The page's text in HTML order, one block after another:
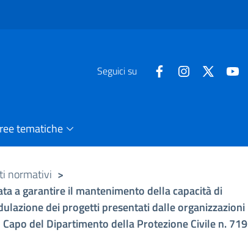
Seguici su
tematiche
normativi >
a garantire il mantenimento della capacità di
dei progetti presentati dalle organizzazioni
del Dipartimento della Protezione Civile n. 719